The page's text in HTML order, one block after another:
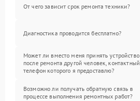
От чего зависит срок ремонта техники?
Диагностика проводится бесплатно?
Может ли вместо меня принять устройство
после ремонта другой человек, контактный
телефон которого я предоставлю?
Возможно ли получать обратную связь в
процессе выполнения ремонтных работ?